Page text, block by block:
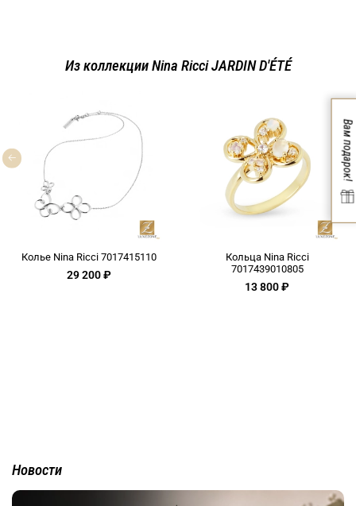
Из коллекции Nina Ricci JARDIN D'ÉTÉ
Колье Nina Ricci 7017415110
29 200 ₽
Кольца Nina Ricci
7017439010805
13 800 ₽
Новости
Вам подарок!